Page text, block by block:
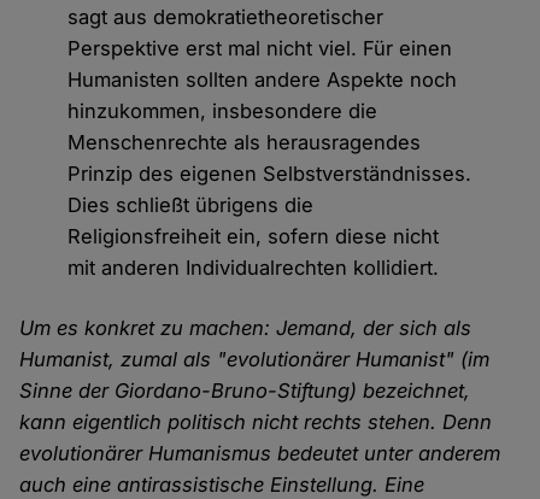
sagt aus demokratietheoretischer
Perspektive erst mal nicht viel. Für einen
Humanisten sollten andere Aspekte noch
hinzukommen, insbesondere die
Menschenrechte als herausragendes
Prinzip des eigenen Selbstverständnisses.
Dies schließt übrigens die
Religionsfreiheit ein, sofern diese nicht
mit anderen Individualrechten kollidiert.
Um es konkret zu machen: Jemand, der sich als
Humanist, zumal als "evolutionärer Humanist" (im
Sinne der Giordano-Bruno-Stiftung) bezeichnet,
kann eigentlich politisch nicht rechts stehen. Denn
evolutionärer Humanismus bedeutet unter anderem
auch eine antirassistische Einstellung. Eine